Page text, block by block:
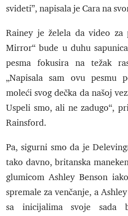
svideti”, napisala je Cara na
Rainey je želela da video za
Mirror“ bude u duhu
pesma fokusira na težak
„Napisala sam ovu pesmu
moleći svog dečka da našoj
Uspeli smo, ali ne zadugo“,
Rainsford.
Pa, sigurni smo da je
tako davno, britanska
glumicom Ashley Benson
spremale za venčanje, a
sa inicijalima svoje sada